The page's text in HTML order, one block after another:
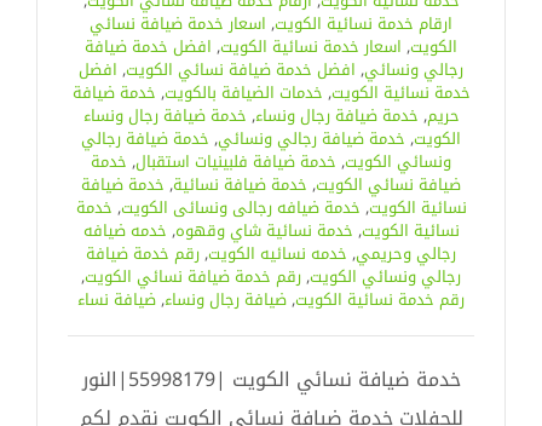
ارقام خدمة نسائية الكويت, اسعار خدمة ضيافة نسائي
الكويت, اسعار خدمة نسائية الكويت, افضل خدمة ضيافة
رجالي ونسائي, افضل خدمة ضيافة نسائي الكويت, افضل
خدمة نسائية الكويت, خدمات الضيافة بالكويت, خدمة ضيافة
حريم, خدمة ضيافة رجال ونساء, خدمة ضيافة رجال ونساء
الكويت, خدمة ضيافة رجالي ونسائي, خدمة ضيافة رجالي
ونسائي الكويت, خدمة ضيافة فلبينيات استقبال, خدمة
ضيافة نسائي الكويت, خدمة ضيافة نسائية, خدمة ضيافة
نسائية الكويت, خدمة ضيافه رجالى ونسائى الكويت, خدمة
نسائية الكويت, خدمة نسائية شاي وقهوه, خدمه ضيافه
رجالي وحريمي, خدمه نسائيه الكويت,رقم خدمة ضيافة
رجالي ونسائي الكويت,رقم خدمة ضيافة نسائي الكويت,
رقم خدمة نسائية الكويت,ضيافة رجال ونساء,ضيافة نساء
خدمة ضيافة نسائي الكويت |55998179|النور
للحفلات خدمة ضيافة نسائي الكويت نقدم لكم